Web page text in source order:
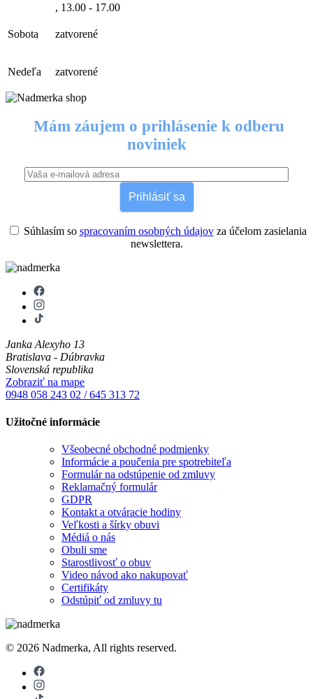
, 13.00 - 17.00
Sobota zatvorené
Nedeľa zatvorené
Mám záujem o prihlásenie k odberu
noviniek
Prihlásiť sa
Súhlasím so spracovaním osobných údajovza účelom zasielania
newslettera.
Janka Alexyho 13
Bratislava - Dúbravka
Slovenská republika
Zobraziť na mape
0948 058 243 02 / 645 313 72
Užitočné informácie
Všeobecné obchodné podmienky
Informácie a poučenia pre spotrebiteľa
Formulár na odstúpenie od zmluvy
Reklamačný formulár
GDPR
Kontakt a otváracie hodiny
Veľkosti a šírky obuvi
Médiá o nás
Obuli sme
Starostlivosť o obuv
Video návod ako nakupovať
Certifikáty
Odstúpiť od zmluvy tu
© 2026 Nadmerka, All rights reserved.